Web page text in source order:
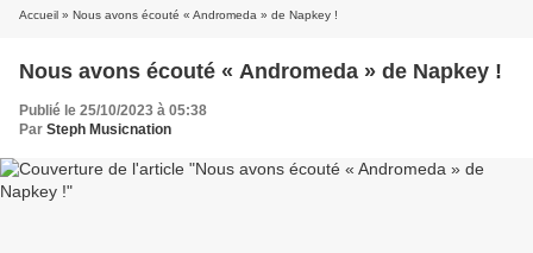
Accueil » Nous avons écouté « Andromeda » de Napkey !
Nous avons écouté « Andromeda » de Napkey !
Publié le 25/10/2023 à 05:38
Par Steph Musicnation